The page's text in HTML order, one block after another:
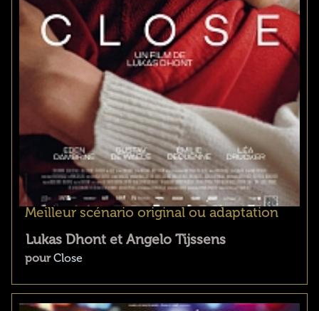
Meilleur scénario original ou adaptation
Lukas Dhont et Angelo Tijssens
pourClose